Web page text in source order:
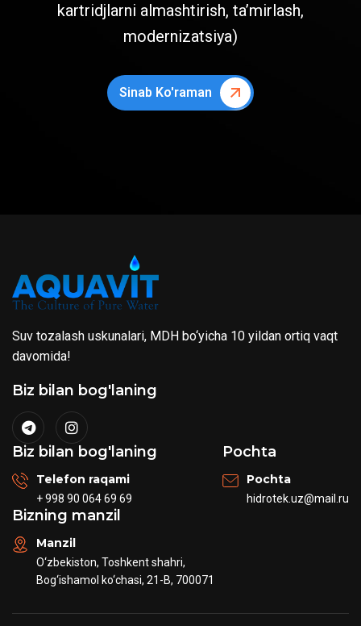
kartridjlarni almashtirish, ta’mirlash,
modernizatsiya)
Sinab Ko'raman
Suv tozalash uskunalari, MDH bo‘yicha 10 yildan ortiq vaqt
davomida!
Biz bilan bog'laning
Biz bilan bog'laning
Telefon raqami
+ 998 90 064 69 69
Pochta
Pochta
hidrotek.uz@mail.ru
Bizning manzil
Manzil
O‘zbekiston, Toshkent shahri,
Bog‘ishamol ko‘chasi, 21-B, 700071